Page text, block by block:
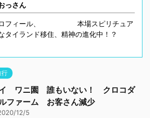
っさん
フィール、 本場スピリチュア
タイランド移住、精神の進化中！？
行
ワニ園 誰もいない！ クロコダ
ファーム お客さん減少
12/5